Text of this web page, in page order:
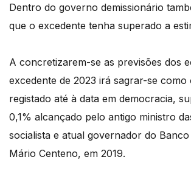
Dentro do governo demissionário
que o excedente tenha superado a
A concretizarem-se as previsões dos
excedente de 2023 irá sagrar-se como
registado até à data em democracia,
0,1% alcançado pelo antigo ministro
socialista e atual governador do
Mário Centeno, em 2019.